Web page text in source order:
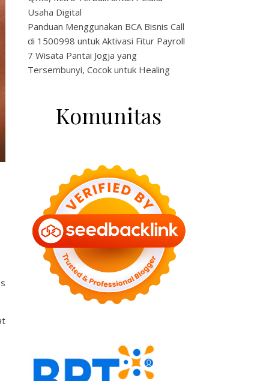
Usaha Digital
Panduan Menggunakan BCA Bisnis Call
di 1500998 untuk Aktivasi Fitur Payroll
7 Wisata Pantai Jogja yang
Tersembunyi, Cocok untuk Healing
Komunitas